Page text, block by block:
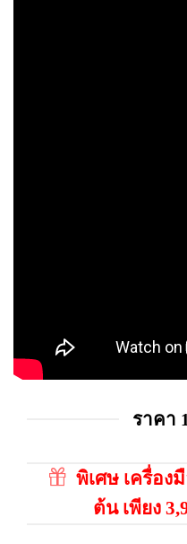
ราคา
พิเศษ เครื่อง
ต้น เพียง